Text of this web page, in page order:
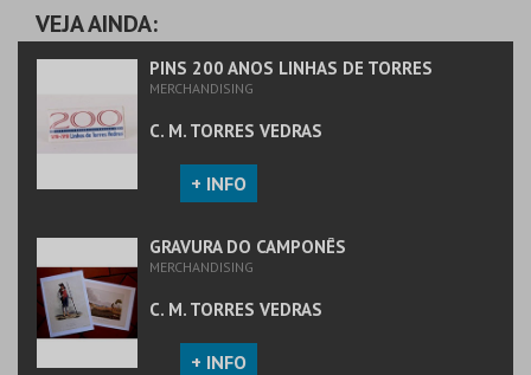
COMPRAR
VEJA AINDA:
PINS 200 ANOS LINHAS DE TORRES
MERCHANDISING
C. M. TORRES VEDRAS
+ INFO
GRAVURA DO CAMPONÊS
MERCHANDISING
C. M. TORRES VEDRAS
+ INFO